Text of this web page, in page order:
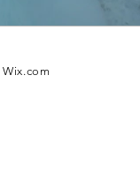
Wix.com